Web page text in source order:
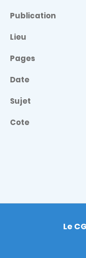
Publication
Lieu
Pages
Date
Sujet
Cote
Footer
Le